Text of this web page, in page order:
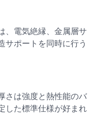
、電気絶縁、金属層サ
サポートを同時に行う
さは強度と熱性能のバ
した標準仕様が好まれ